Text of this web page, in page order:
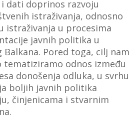
dati doprinos razvoju
istraživanja, odnosno
istraživanja u procesima
javnih politika u
Balkana. Pored toga, cilj nam
tematiziramo odnos između
donošenja odluka, u svrhu
boljih javnih politika
činjenicama i stvarnim